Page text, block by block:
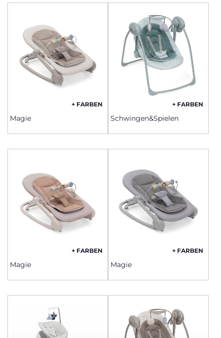
+ FARBEN
Magie
+ FARBEN
Schwingen&Spielen
+ FARBEN
Magie
+ FARBEN
Magie